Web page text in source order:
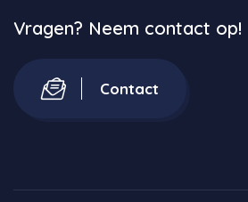
Vragen? Neem contact op!
Contact